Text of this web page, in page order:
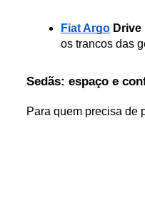
Fiat Argo Drive
os trancos das
Sedãs: espaço e
Para quem precisa de